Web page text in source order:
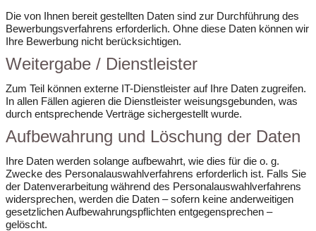
Die von Ihnen bereit gestellten Daten sind zur Durchführung des
Bewerbungsverfahrens erforderlich. Ohne diese Daten können wir
Ihre Bewerbung nicht berücksichtigen.
Weitergabe / Dienstleister
Zum Teil können externe IT-Dienstleister auf Ihre Daten zugreifen.
In allen Fällen agieren die Dienstleister weisungsgebunden, was
durch entsprechende Verträge sichergestellt wurde.
Aufbewahrung und Löschung der Daten
Ihre Daten werden solange aufbewahrt, wie dies für die o. g.
Zwecke des Personalauswahlverfahrens erforderlich ist. Falls Sie
der Datenverarbeitung während des Personalauswahlverfahrens
widersprechen, werden die Daten – sofern keine anderweitigen
gesetzlichen Aufbewahrungspflichten entgegensprechen –
gelöscht.